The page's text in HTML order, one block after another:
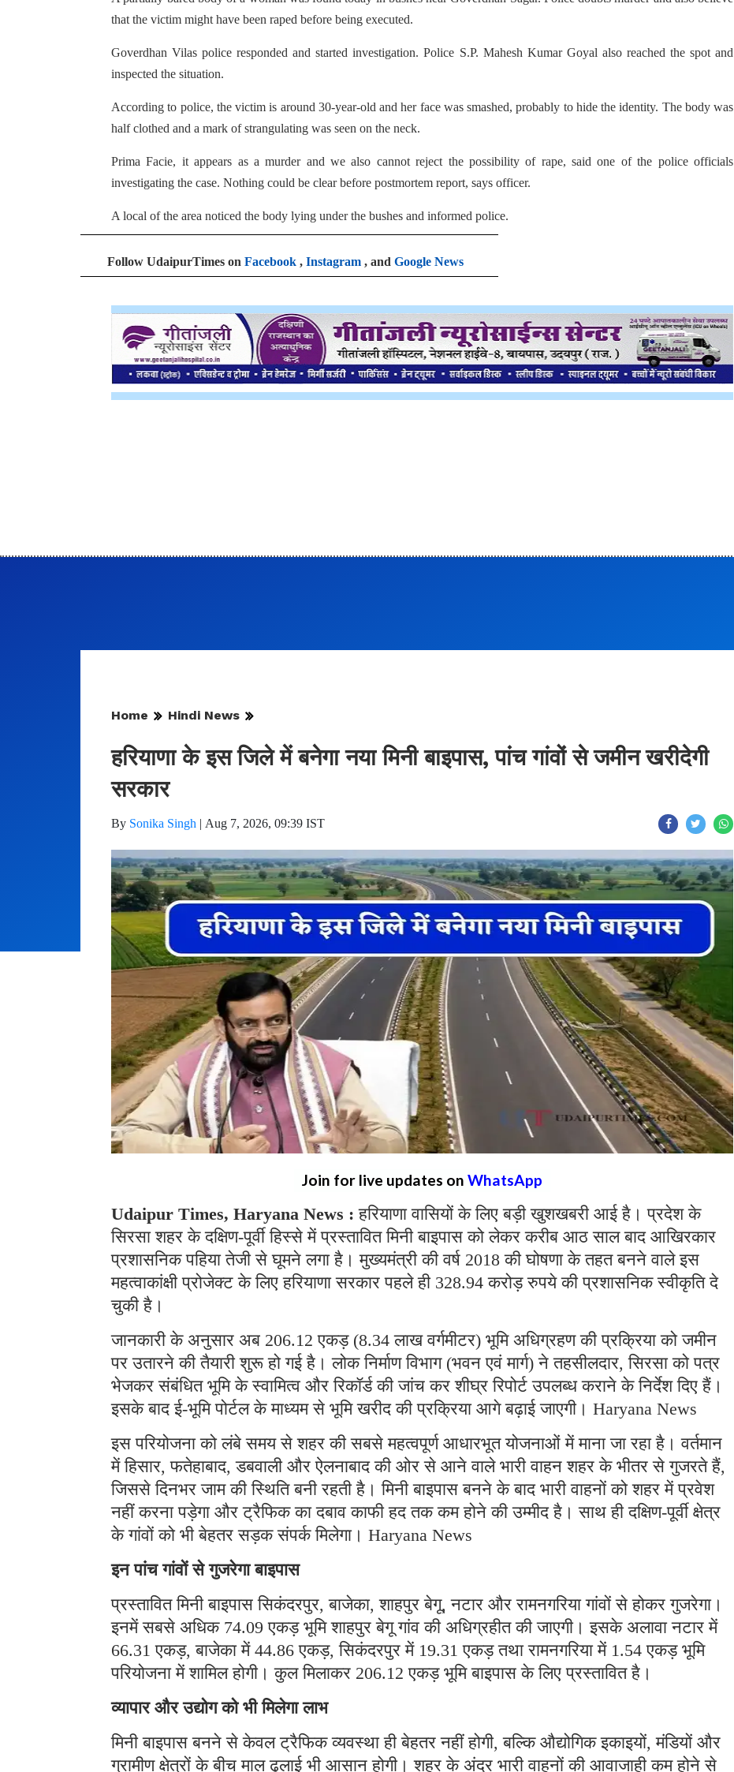
that the victim might have been raped before being executed.
Goverdhan Vilas police responded and started investigation. Police S.P. Mahesh Kumar Goyal also reached the spot and
inspected the situation.
According to police, the victim is around 30-year-old and her face was smashed, probably to hide the identity. The body was
half clothed and a mark of strangulating was seen on the neck.
Prima Facie, it appears as a murder and we also cannot reject the possibility of rape, said one of the police officials
investigating the case. Nothing could be clear before postmortem report, says officer.
A local of the area noticed the body lying under the bushes and informed police.
Follow UdaipurTimes on Facebook , Instagram , and Google News
Home Hindi News
हरियाणा के इस जिले में बनेगा नया मिनी बाइपास, पांच गांवों से जमीन खरीदेगी
सरकार
By Sonika Singh | Aug 7, 2026, 09:39 IST
Join for live updates on WhatsApp
Udaipur Times, Haryana News :हरियाणा वासियों के लिए बड़ी खुशखबरी आई है। प्रदेश के
सिरसा शहर के दक्षिण-पूर्वी हिस्से में प्रस्तावित मिनी बाइपास को लेकर करीब आठ साल बाद आखिरकार
प्रशासनिक पहिया तेजी से घूमने लगा है। मुख्यमंत्री की वर्ष 2018 की घोषणा के तहत बनने वाले इस
महत्वाकांक्षी प्रोजेक्ट के लिए हरियाणा सरकार पहले ही 328.94 करोड़ रुपये की प्रशासनिक स्वीकृति दे
चुकी है।
जानकारी के अनुसार अब 206.12 एकड़ (8.34 लाख वर्गमीटर) भूमि अधिग्रहण की प्रक्रिया को जमीन
पर उतारने की तैयारी शुरू हो गई है। लोक निर्माण विभाग (भवन एवं मार्ग) ने तहसीलदार, सिरसा को पत्र
भेजकर संबंधित भूमि के स्वामित्व और रिकॉर्ड की जांच कर शीघ्र रिपोर्ट उपलब्ध कराने के निर्देश दिए हैं।
इसके बाद ई-भूमि पोर्टल के माध्यम से भूमि खरीद की प्रक्रिया आगे बढ़ाई जाएगी। Haryana News
इस परियोजना को लंबे समय से शहर की सबसे महत्वपूर्ण आधारभूत योजनाओं में माना जा रहा है। वर्तमान
में हिसार, फतेहाबाद, डबवाली और ऐलनाबाद की ओर से आने वाले भारी वाहन शहर के भीतर से गुजरते हैं,
जिससे दिनभर जाम की स्थिति बनी रहती है। मिनी बाइपास बनने के बाद भारी वाहनों को शहर में प्रवेश
नहीं करना पड़ेगा और ट्रैफिक का दबाव काफी हद तक कम होने की उम्मीद है। साथ ही दक्षिण-पूर्वी क्षेत्र
के गांवों को भी बेहतर सड़क संपर्क मिलेगा। Haryana News
इन पांच गांवों से गुजरेगा बाइपास
प्रस्तावित मिनी बाइपास सिकंदरपुर, बाजेका, शाहपुर बेगू, नटार और रामनगरिया गांवों से होकर गुजरेगा।
इनमें सबसे अधिक 74.09 एकड़ भूमि शाहपुर बेगू गांव की अधिग्रहीत की जाएगी। इसके अलावा नटार में
66.31 एकड़, बाजेका में 44.86 एकड़, सिकंदरपुर में 19.31 एकड़ तथा रामनगरिया में 1.54 एकड़ भूमि
परियोजना में शामिल होगी। कुल मिलाकर 206.12 एकड़ भूमि बाइपास के लिए प्रस्तावित है।
व्यापार और उद्योग को भी मिलेगा लाभ
मिनी बाइपास बनने से केवल ट्रैफिक व्यवस्था ही बेहतर नहीं होगी, बल्कि औद्योगिक इकाइयों, मंडियों और
ग्रामीण क्षेत्रों के बीच माल ढुलाई भी आसान होगी। शहर के अंदर भारी वाहनों की आवाजाही कम होने से